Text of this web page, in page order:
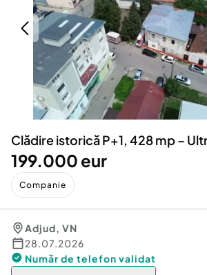
Servicii
Animale de companie
Afaceri și echipamente
Inchiriere Bunuri si Vehicule
Utilaje agricole si industriale
Piese auto si accesorii
Dacia Duster
Clădire istorică P+1, 428 mp –
199.000 eur
Companie
Adjud, VN
28.07.2026
Număr de telefon validat